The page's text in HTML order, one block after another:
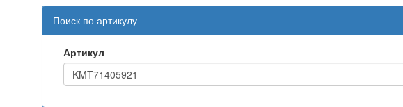
Поиск по артикулу
Артикул